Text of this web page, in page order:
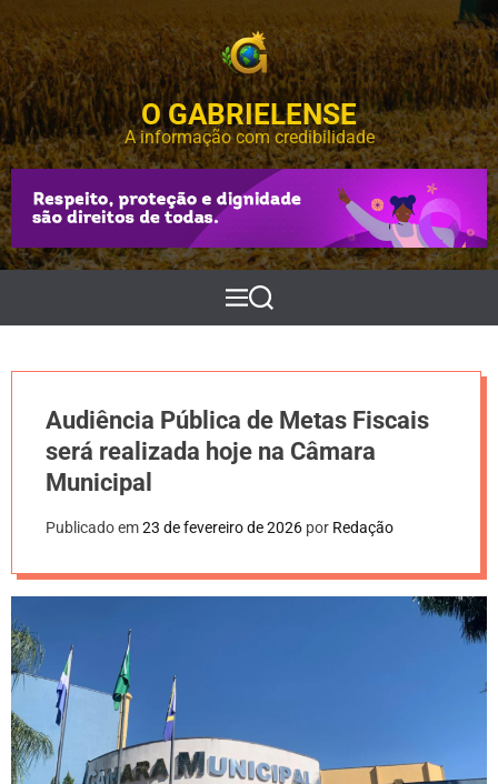
k
p
t
o
c
o
n
t
e
O GABRIELENSE
A informação com credibilidade
M
e
P
e
s
r
Audiência Pública de Metas Fiscais
será realizada hoje na Câmara
Municipal
Publicado em23 de fevereiro de 2026 por Redação